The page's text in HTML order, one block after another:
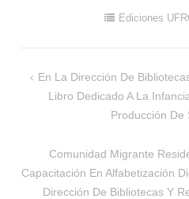
Ediciones
Navegación
En La Dirección De
Libro Dedicado A La
Producción De
Comunidad Migrante
Capacitación En Alfabetización
Dirección De Bibliotecas Y